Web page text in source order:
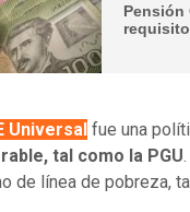
Pensión
Universal fue una
tal como la PGU
de línea de pobreza,